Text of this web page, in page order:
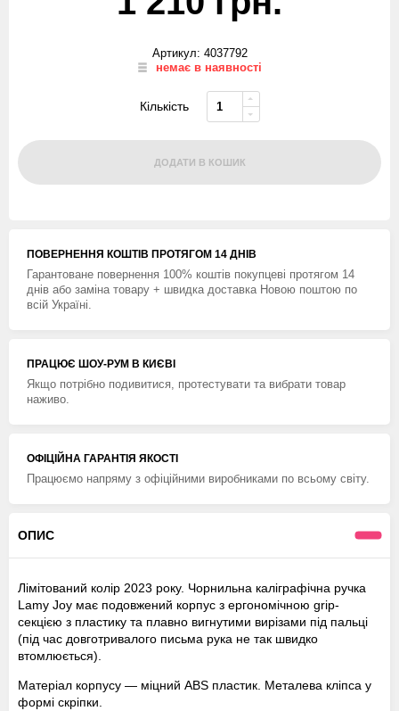
Артикул: 4037792
немає в наявності
Кількість
ДОДАТИ В КОШИК
ПОВЕРНЕННЯ КОШТIВ ПРОТЯГОМ 14 ДНIВ
Гарантоване повернення 100% коштів покупцеві протягом 14
днів або заміна товару + швидка доставка Новою поштою по
всій Україні.
ПРАЦЮЄ ШОУ-РУМ В КИЄВІ
Якщо потрібно подивитися, протестувати та вибрати товар
наживо.
ОФІЦІЙНА ГАРАНТІЯ ЯКОСТІ
Працюємо напряму з офіційними виробниками по всьому світу.
ОПИС
Лімітований колір 2023 року. Чорнильна каліграфічна ручка
Lamy Joy має подовжений корпус з ергономічною grip-
секцією з пластику та плавно вигнутими вирізами під пальці
(під час довготривалого письма рука не так швидко
втомлюється).
Матеріал корпусу — міцний ABS пластик. Металева кліпса у
формі скріпки.